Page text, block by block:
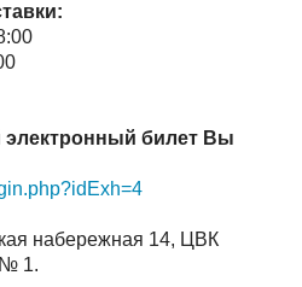
билет Вы
набережная 14, ЦВК
№ 1.